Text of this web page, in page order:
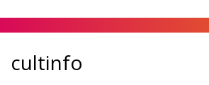
cultinfo